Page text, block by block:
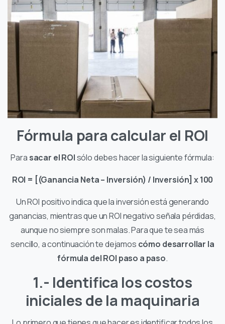
Fórmula para calcular el ROI
Para sacar el ROIsólo debes hacer la siguiente fórmula:
ROI = [(Ganancia Neta – Inversión) / Inversión] x 100
Un ROI positivo indica que la inversión está generando
ganancias, mientras que un ROI negativo señala pérdidas,
aunque no siempre son malas. Para que te sea más
sencillo, a continuación te dejamos cómo desarrollar la
fórmula del ROI paso a paso.
1.- Identifica los costos
iniciales de la maquinaria